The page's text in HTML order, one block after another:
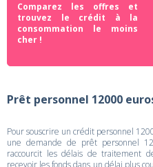
Comparez les offres et
trouvez le crédit à la
consommation le moins
cher !
Prêt personnel 12000
Pour souscrire un crédit personnel
une demande de prêt personnel
raccourcit les délais de traitement
recevoir les fonds dans un délai plus